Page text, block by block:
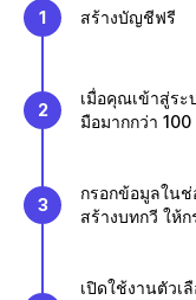
1 สร้างบัญชีฟรี
2
เมื่อคุณเข้าสู่ระ
มือมากกว่า
3
กรอกข้อมูลในช่
สร้างบทกวี ให้
เปิดใช้งานตัวเ